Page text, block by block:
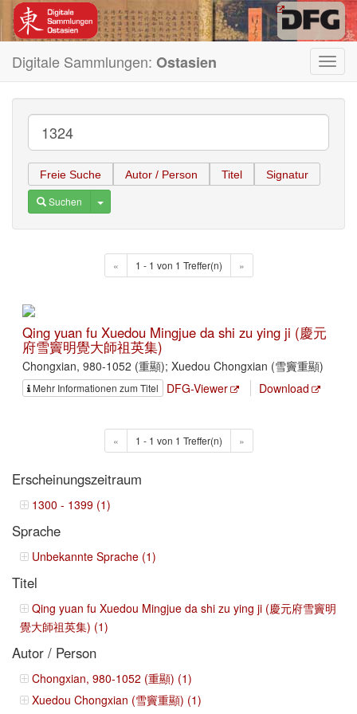
Digitale Sammlungen: Ostasien
Freie Suche Autor / Person Titel Signatur
Suchen Toggle Dropdown
« 1 - 1 von 1 Treffer(n) »
Qing yuan fu Xuedou Mingjue da shi zu ying ji (慶元
府雪竇明覺大師祖英集)
Chongxian, 980-1052 (重顯); Xuedou Chongxian (雪竇重顯)
Mehr Informationen zum Titel DFG-Viewer Download
« 1 - 1 von 1 Treffer(n) »
Erscheinungszeitraum
1300 - 1399 (1)
Sprache
Unbekannte Sprache (1)
Titel
Qing yuan fu Xuedou Mingjue da shi zu ying ji (慶元府雪竇明
覺大師祖英集) (1)
Autor / Person
Chongxian, 980-1052 (重顯) (1)
Xuedou Chongxian (雪竇重顯) (1)